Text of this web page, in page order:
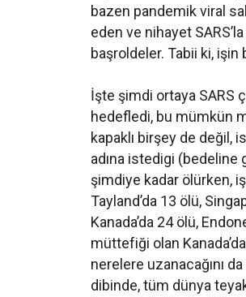
bazen pandemik viral
eden ve nihayet
başroldeler. Tabii ki,
İşte şimdi ortaya SARS
hedefledi, bu mümkün
kapaklı birşey de değil,
adına istedigi (bedeline
şimdiye kadar ölürken, iş
Tayland’da 13 ölü,
Kanada’da 24 ölü,
müttefiği olan
nerelere uzanacağını
dibinde, tüm dünya